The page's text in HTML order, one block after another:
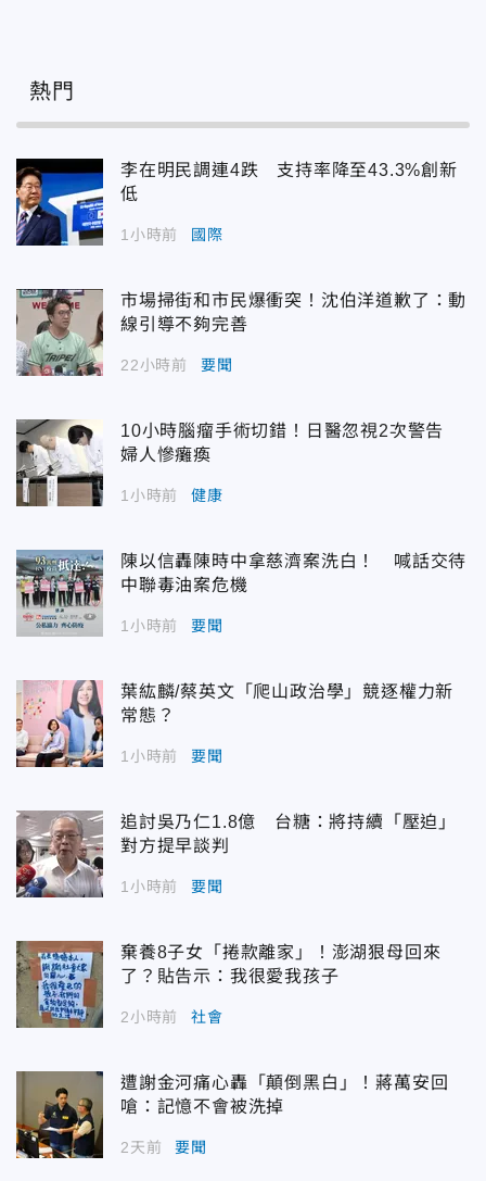
熱門
李在明民調連4跌 支持率降至43.3%創新
低
1小時前 國際
市場掃街和市民爆衝突！沈伯洋道歉了：動
線引導不夠完善
22小時前 要聞
10小時腦瘤手術切錯！日醫忽視2次警告
婦人慘癱瘓
1小時前 健康
陳以信轟陳時中拿慈濟案洗白！ 喊話交待
中聯毒油案危機
1小時前 要聞
葉紘麟/蔡英文「爬山政治學」競逐權力新
常態？
1小時前 要聞
追討吳乃仁1.8億 台糖：將持續「壓迫」
對方提早談判
1小時前 要聞
棄養8子女「捲款離家」！澎湖狠母回來
了？貼告示：我很愛我孩子
2小時前 社會
遭謝金河痛心轟「顛倒黑白」！蔣萬安回
嗆：記憶不會被洗掉
2天前 要聞